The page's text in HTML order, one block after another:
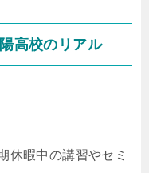
高校のリアル
休暇中の講習やセミ